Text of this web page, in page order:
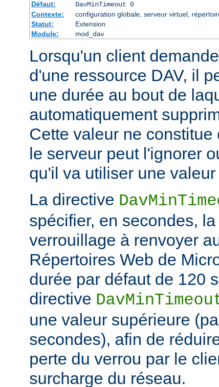
Défaut:
DavMinTimeout 0
Contexte:
configuration globale, serveur virtuel,
Statut:
Extension
Module:
mod_dav
Lorsqu'un client
d'une ressource DAV, il
une durée au bout de
automatiquement
Cette valeur ne
le serveur peut l'ignorer
qu'il va utiliser une
La directive
spécifier, en secondes,
verrouillage à renvoyer
Répertoires Web de
durée par défaut de 120
directive
une valeur supérieure
secondes), afin de
perte du verrou par le
surcharge du réseau.